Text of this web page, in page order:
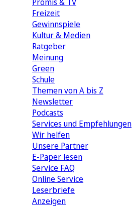
Freizeit
Gewinnspiele
Kultur & Medien
Ratgeber
Meinung
Green
Schule
Themen von A bis Z
Newsletter
Podcasts
Services und Empfehlungen
Wir helfen
Unsere Partner
E-Paper lesen
Service FAQ
Online Service
Leserbriefe
Anzeigen